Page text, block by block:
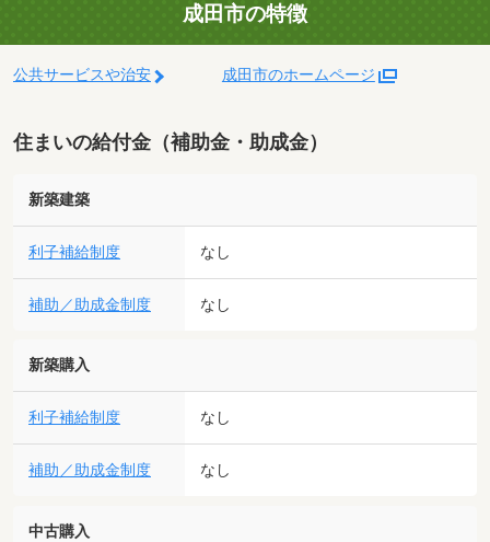
成田市の特徴
公共サービスや治安 成田市のホームページ
住まいの給付金（補助金・助成金）
新築建築
利子補給制度 なし
補助／助成金制度 なし
新築購入
利子補給制度 なし
補助／助成金制度 なし
中古購入